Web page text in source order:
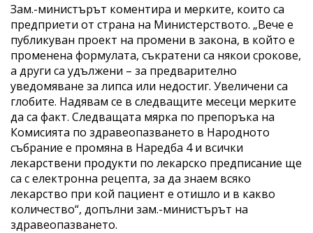
Зам.-министърът коментира и мерките, които са
предприети от страна на Министерството. „Вече е
публикуван проект на промени в закона, в който е
променена формулата, съкратени са някои срокове,
а други са удължени – за предварително
уведомяване за липса или недостиг. Увеличени са
глобите. Надявам се в следващите месеци мерките
да са факт. Следващата мярка по препоръка на
Комисията по здравеопазването в Народното
събрание е промяна в Наредба 4 и всички
лекарствени продукти по лекарско предписание ще
са с електронна рецепта, за да знаем всяко
лекарство при кой пациент е отишло и в какво
количество“, допълни зам.-министърът на
здравеопазването.